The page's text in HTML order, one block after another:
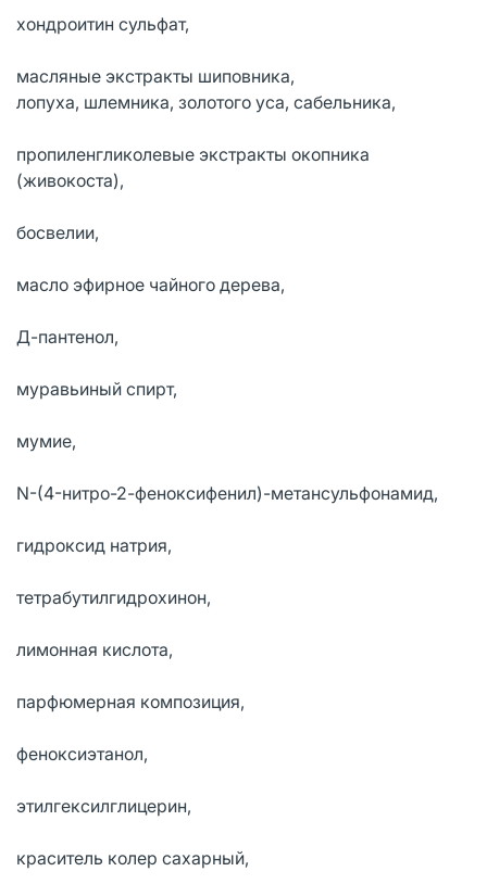
хондроитин сульфат,
масляные экстракты шиповника,
лопуха, шлемника, золотого уса, сабельника,
пропиленгликолевые экстракты окопника
(живокоста),
босвелии,
масло эфирное чайного дерева,
Д-пантенол,
муравьиный спирт,
мумие,
N-(4-нитро-2-феноксифенил)-метансульфонамид,
гидроксид натрия,
тетрабутилгидрохинон,
лимонная кислота,
парфюмерная композиция,
феноксиэтанол,
этилгексилглицерин,
краситель колер сахарный,